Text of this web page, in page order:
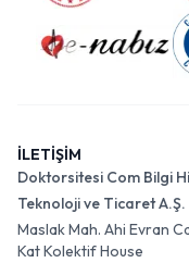
İLETİŞİM
Doktorsitesi Com Bilgi
Teknoloji ve Ticaret A.Ş.
Maslak Mah. Ahi Evran
Kat Kolektif House